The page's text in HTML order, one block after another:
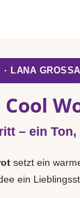
· LANA GROSSA
Cool
– ein
setzt ein
ein